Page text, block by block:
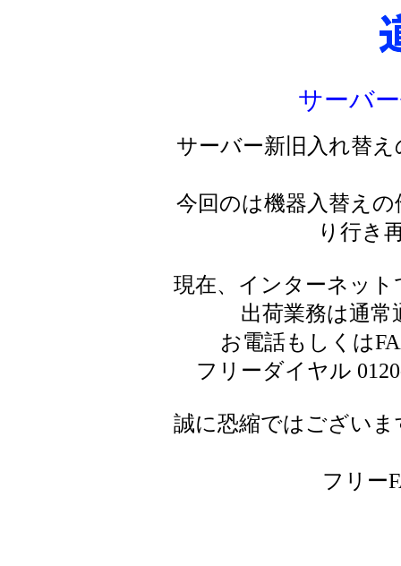
サーバ
サーバー新旧入れ替
今回のは機器入替え
り行き
現在、インターネッ
出荷業務は通
お電話もしくは
フリーダイヤル
誠に恐縮ではござい
フリー